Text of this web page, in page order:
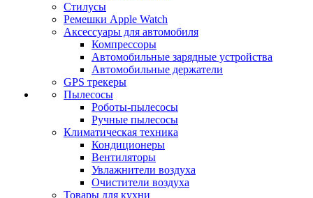
Стилусы
Ремешки Apple Watch
Аксессуары для автомобиля
Компрессоры
Автомобильные зарядные устройства
Автомобильные держатели
GPS трекеры
Пылесосы
Роботы-пылесосы
Ручные пылесосы
Климатическая техника
Кондиционеры
Вентиляторы
Увлажнители воздуха
Очистители воздуха
Товары для кухни